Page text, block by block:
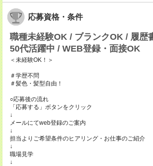
応募資格・条件
職種未経験OK / ブランクOK / 履歴
50代活躍中 / WEB登録・面接OK
＜未経験OK！＞
＃学歴不問
＃髪色・髪型自由！
○応募後の流れ
「応募する」ボタンをクリック
↓
メールにてweb登録のご案内
↓
担当よりご希望条件のヒアリング・お仕事のご紹介
↓
職場見学
↓